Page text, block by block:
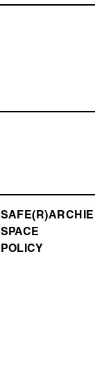
SAFE(R)
SPACE
POLICY